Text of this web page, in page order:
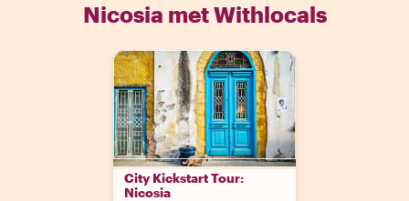
Nicosia met Withlocals
City Kickstart Tour:
Nicosia